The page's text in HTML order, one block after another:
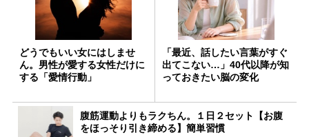
どうでもいい女にはしませ
ん。男性が愛する女性だけに
する「愛情行動」
「最近、話したい言葉がすぐ
出てこない…」40代以降が知
っておきたい脳の変化
腹筋運動よりもラクちん。１日２セット【お腹
をほっそり引き締める】簡単習慣